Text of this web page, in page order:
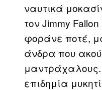
ναυτικά
τον Jimmy
φοράνε ποτέ,
άνδρα που
μαντράχαλους.
επιδημία